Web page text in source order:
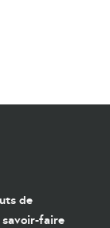
de
savoir-faire